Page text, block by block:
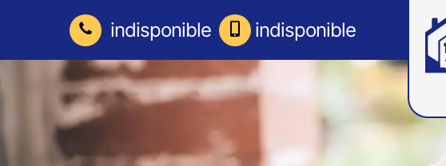
indisponible indisponible